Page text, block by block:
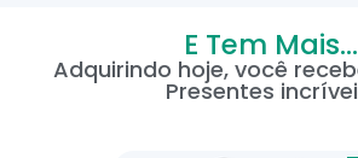
E Tem Mais...
Adquirindo hoje, você
Presentes